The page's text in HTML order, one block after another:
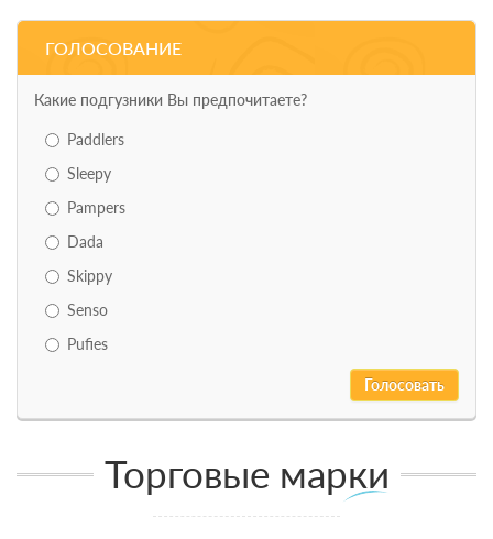
ГОЛОСОВАНИЕ
Какие подгузники Вы предпочитаете?
Paddlers
Sleepy
Pampers
Dada
Skippy
Senso
Pufies
Торговые марки